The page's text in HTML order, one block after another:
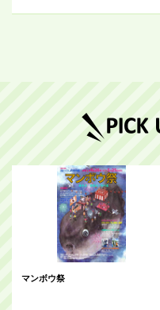
マンボウ祭